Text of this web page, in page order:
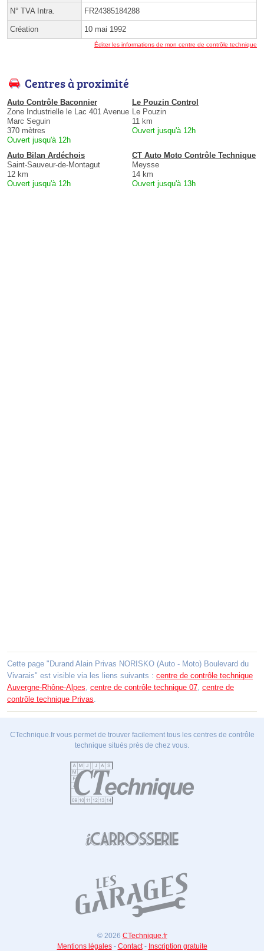
N° TVA Intra. FR24385184288
Création 10 mai 1992
Éditer les informations de mon centre de contrôle technique
Centres à proximité
Auto Contrôle Baconnier
Zone Industrielle le Lac 401 Avenue
Marc Seguin
370 mètres
Ouvert jusqu'à 12h
Le Pouzin Control
Le Pouzin
11 km
Ouvert jusqu'à 12h
Auto Bilan Ardéchois
Saint-Sauveur-de-Montagut
12 km
Ouvert jusqu'à 12h
CT Auto Moto Contrôle Technique
Meysse
14 km
Ouvert jusqu'à 13h
Cette page "Durand Alain Privas NORISKO (Auto - Moto) Boulevard du
Vivarais" est visible via les liens suivants : centre de contrôle technique
Auvergne-Rhône-Alpes, centre de contrôle technique 07, centre de
contrôle technique Privas.
CTechnique.fr vous permet de trouver facilement tous les centres de contrôle
technique situés près de chez vous.
© 2026 CTechnique.fr
Mentions légales- Contact- Inscription gratuite